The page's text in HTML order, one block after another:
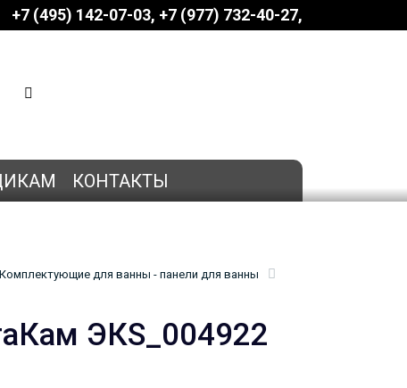
+7 (495) 142-07-03 ‎‎+7 (977) 732-40-27
КОНТАКТЫ
Комплектующие для ванны - панели для ванны
ЭКS_004922